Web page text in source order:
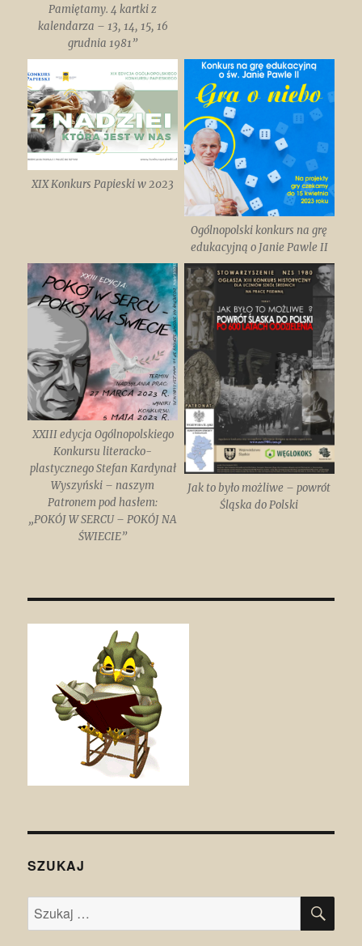
Pamiętamy. 4 kartki z
kalendarza – 13, 14, 15, 16
grudnia 1981”
XIX Konkurs Papieski w 2023
Ogólnopolski konkurs na grę
edukacyjną o Janie Pawle II
XXIII edycja Ogólnopolskiego
Konkursu literacko-
plastycznego Stefan Kardynał
Wyszyński – naszym
Patronem pod hasłem:
„POKÓJ W SERCU – POKÓJ NA
ŚWIECIE”
Jak to było możliwe – powrót
Śląska do Polski
SZUKAJ
Szukaj: